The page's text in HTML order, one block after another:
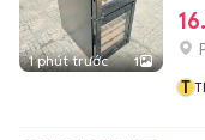
1 phút trước 1
T